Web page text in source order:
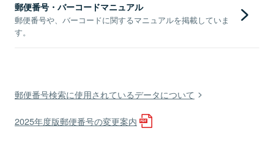
郵便番号・バーコードマニュアル
郵便番号や、バーコードに関するマニュアルを掲載していま
す。
郵便番号検索に使用されているデータについて
2025年度版郵便番号の変更案内